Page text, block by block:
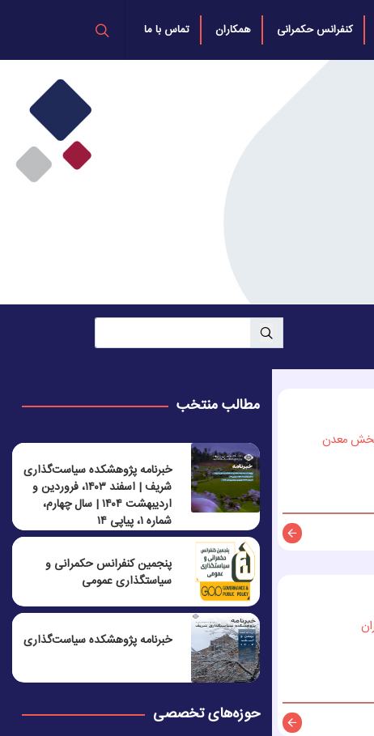
کنفرانس حکمرانی همکاران تماس با ما
بخش معدن
توضیحات
مطالب منتخب
خبرنامه پژوهشکده سیاست‌گذاری
شریف | اسفند ۱۴۰۳، فروردین و
اردیبهشت ۱۴۰۴ | سال چهارم،
شماره ۱، پیاپی ۱۴
پنجمين كنفرانس حكمرانی و
سياستگذاری عمومی
خبرنامه پژوهشکده سیاست‌گذاری
حوزه‌های تخصصی